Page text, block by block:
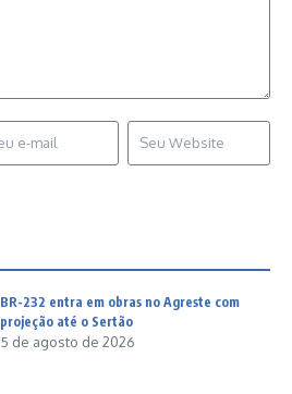
BR-232 entra em obras no Agreste com
projeção até o Sertão
5 de agosto de 2026